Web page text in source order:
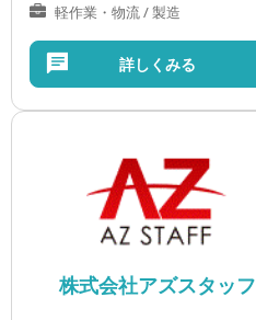
軽作業・物流 / 製造
詳しくみる
株式会社アズスタッフ